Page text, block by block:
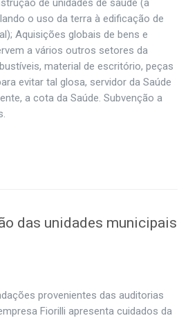
de unidades de saúde (a
o uso da terra à edificação de
Aquisições globais de bens e
a vários outros setores da
material de escritório, peças
evitar tal glosa, servidor da Saúde
a cota da Saúde. Subvenção a
das unidades municipais
provenientes das auditorias
Fiorilli apresenta cuidados da